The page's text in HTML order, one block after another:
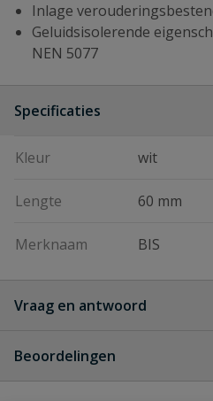
Inlage
Geluidsisolerende
NEN 5077
Specificaties
Kleur wit
Lengte 60 mm
Merknaam BIS
Vraag en antwoord
Beoordelingen